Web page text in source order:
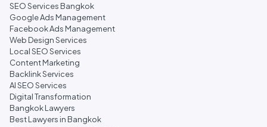
SEO Services Bangkok
Google Ads Management
Facebook Ads Management
Web Design Services
Local SEO Services
Content Marketing
Backlink Services
AI SEO Services
Digital Transformation
Bangkok Lawyers
Best Lawyers in Bangkok